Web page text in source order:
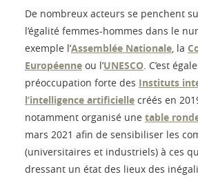
De nombreux acteurs se penchent
l’égalité femmes-hommes dans le
exemple l’Assemblée Nationale, la
Européenne ou l’UNESCO. C’est
préoccupation forte des Instituts
l’intelligence artificielle créés en
notamment organisé une table
mars 2021 afin de sensibiliser les
(universitaires et industriels) à ces
dressant un état des lieux des